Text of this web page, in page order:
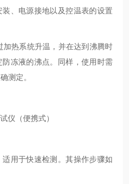
、电源接地以及控温表的设置
热系统升温，并在达到沸腾时
冻液的沸点。同样，使用时需
测定。
仪（便携式）
用于快速检测。其操作步骤如